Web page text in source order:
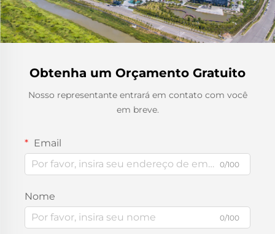
Obtenha um Orçamento Gratuito
Nosso representante entrará em contato com você
em breve.
Email
0/100
Nome
0/100